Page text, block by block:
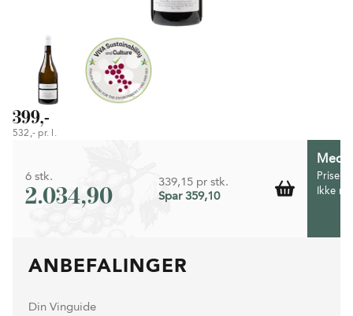
399,-
532,- pr. l.
6 stk.
2.034,90
339,15 pr stk.
Spar 359,10
Prisen
Ikke
ANBEFALINGER
Din Vinguide